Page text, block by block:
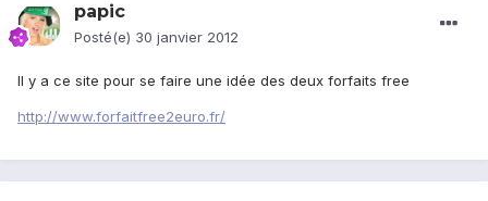
papic
Posté(e) 30 janvier 2012
Il y a ce site pour se faire une idée des deux forfaits free
http://www.forfaitfree2euro.fr/